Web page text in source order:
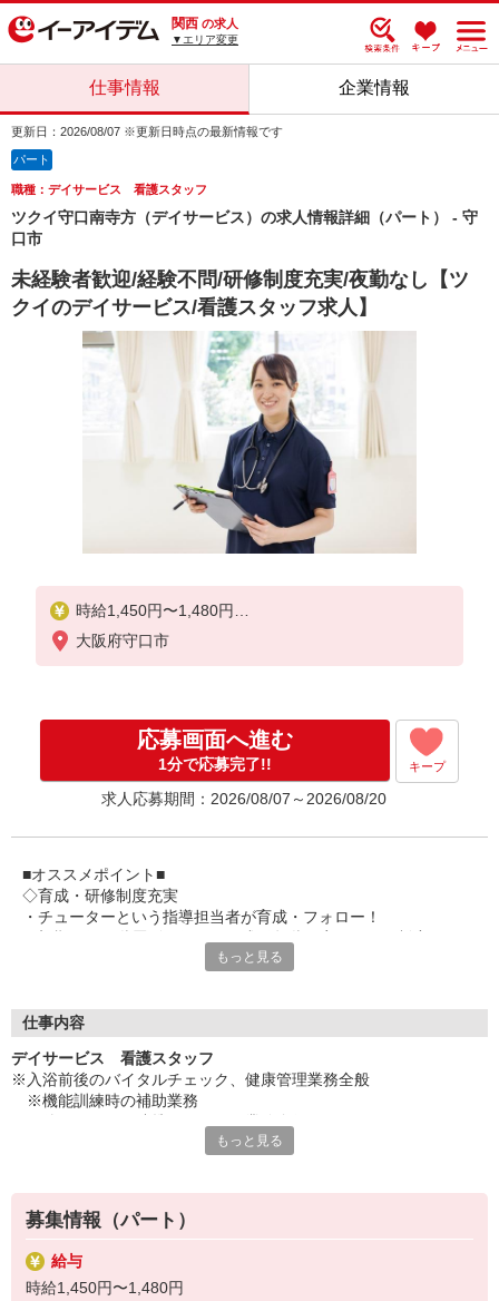
関西 の求人
▼エリア変更
仕事情報 企業情報
更新日：2026/08/07 ※更新日時点の最新情報です
パート
職種：デイサービス 看護スタッフ
ツクイ守口南寺方（デイサービス）の求人情報詳細（パート） - 守
口市
未経験者歓迎/経験不問/研修制度充実/夜勤なし【ツ
クイのデイサービス/看護スタッフ求人】
時給1,450円〜1,480円
★土日祝日は時給100円アップ！
大阪府守口市
応募画面へ進む
1分で応募完了!! キープ
求人応募期間：2026/08/07～2026/08/20
■オススメポイント■
◇育成・研修制度充実
・チューターという指導担当者が育成・フォロー！
・キャリアアップ支援制度を活用して働きながら資格取得が可能
・ツクイ独自の福祉厚生制度でプライベートも充実
・子育て支援の福利厚生制度あり！子育てと仕事の両立を応援◎
・スタッフ何でも相談窓口やライフキャリア相談など、各相談窓
口あり
◇頑張った分、スタッフに還元！
・パートは特別手当の支給あり
もっと見る
仕事内容
デイサービス 看護スタッフ
※入浴前後のバイタルチェック、健康管理業務全般
※機能訓練時の補助業務
デイサービスでお客様の生活に寄り添い、ゆっくりと時間をかけな
がら信頼関係を築くことができること、他業種との協力や連携を図
りながら支援していけることも魅力です。お客様から感謝の言葉を
直接いただけることがやりがいにもつながります。日勤の勤務でワ
ークライフバランスに合わせた働き方ができます。
もっと見る
募集情報（パート）
給与
時給1,450円〜1,480円